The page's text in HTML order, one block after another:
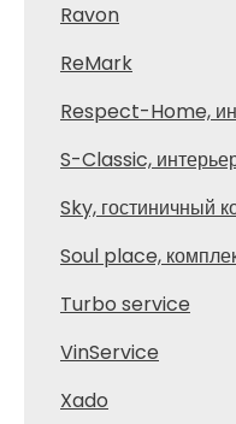
Ravon
ReMark
Respect-Home,
S-Classic,
Sky, гостиничный
Soul place,
Turbo service
VinService
Xado